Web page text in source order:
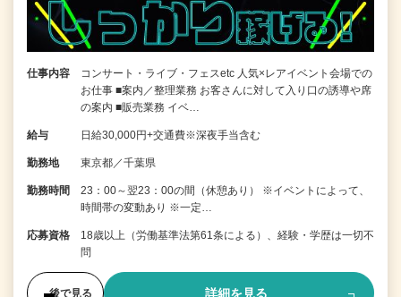
仕事内容
コンサート・ライブ・フェスetc 人気×レアイベント会場での
お仕事 ■案内／整理業務 お客さんに対して入り口の誘導や席
の案内 ■販売業務 イベ…
給与 日給30,000円+交通費※深夜手当含む
勤務地 東京都／千葉県
勤務時間
23：00～翌23：00の間（休憩あり） ※イベントによって、
時間帯の変動あり ※一定…
応募資格
18歳以上（労働基準法第61条による）、経験・学歴は一切不
問
後で見る 詳細を見る